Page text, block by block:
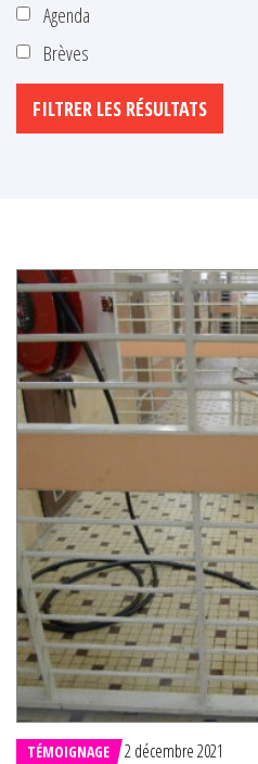
Agenda
Brèves
TÉMOIGNAGE 2 décembre 2021